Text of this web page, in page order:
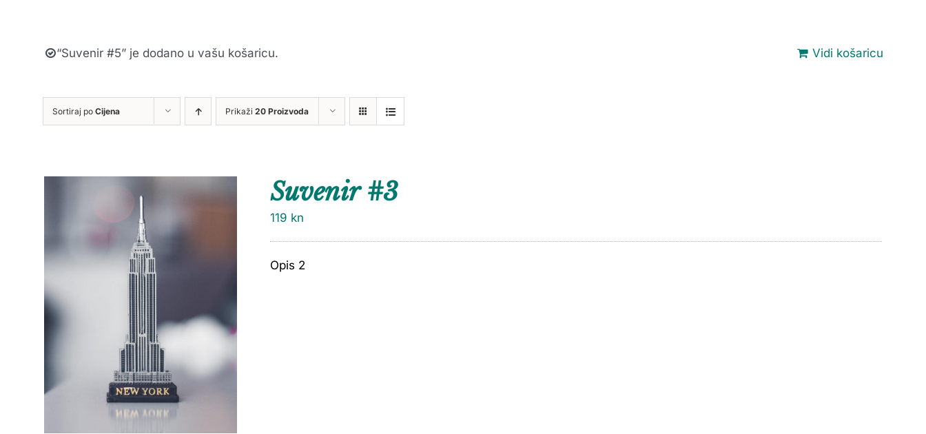
Vidi košaricu
“Suvenir #5” je dodano u vašu košaricu.
Sortiraj po Cijena Prikaži 20 Proizvoda
Suvenir #3
119 kn
Opis 2